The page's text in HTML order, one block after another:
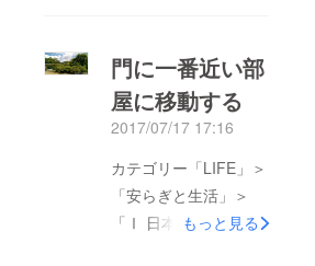
ながら母のトヨタの白
いスモールカーを運転
していた。 河口湖を
過ぎて国道139号線を
走らせ、県道71号線に
入る。道路の両側の
門に一番近い部
屋に移動する
2017/07/17 17:16
カテゴリー「LIFE」＞
「安らぎと生活」＞
「Ⅰ 日本にて」 僕は
もっと見る